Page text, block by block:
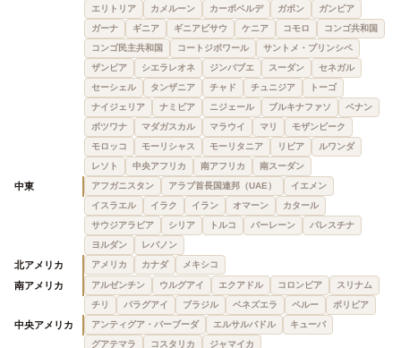
エリトリア
カメルーン カーボベルデ ガボン
ガンビア
ガーナ
ギニア ギニアビサウ ケニア コモロ
コンゴ共和国
コンゴ民主共和国
コートジボワール
サントメ・プリンシペ
ザンビア
シエラレオネ ジンバブエ スーダン
セネガル
セーシェル
タンザニア チャド チュニジア
トーゴ
ナイジェリア
ナミビア ニジェール ブルキナファソ
ベナン
ボツワナ
マダガスカル マラウイ マリ
モザンビーク
モロッコ
モーリシャス モーリタニア リビア
ルワンダ
レソト
中央アフリカ 南アフリカ 南スーダン
中東 アフガニスタン アラブ首長国連邦（UAE）
イエメン
イスラエル
イラク イラン オマーン
カタール
サウジアラビア
シリア トルコ バーレーン
パレスチナ
ヨルダン
レバノン
北アメリカ アメリカ カナダ メキシコ
南アメリカ アルゼンチン ウルグアイ エクアドル コロンビア
スリナム
チリ
パラグアイ ブラジル ベネズエラ ペルー ボリビア
中央アメリカ アンティグア・バーブーダ エルサルバドル
キューバ
グアテマラ
コスタリカ ジャマイカ